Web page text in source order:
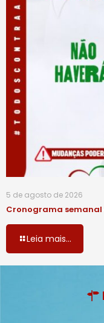
5 de agosto de 2026
Cronograma semanal
Leia mais...